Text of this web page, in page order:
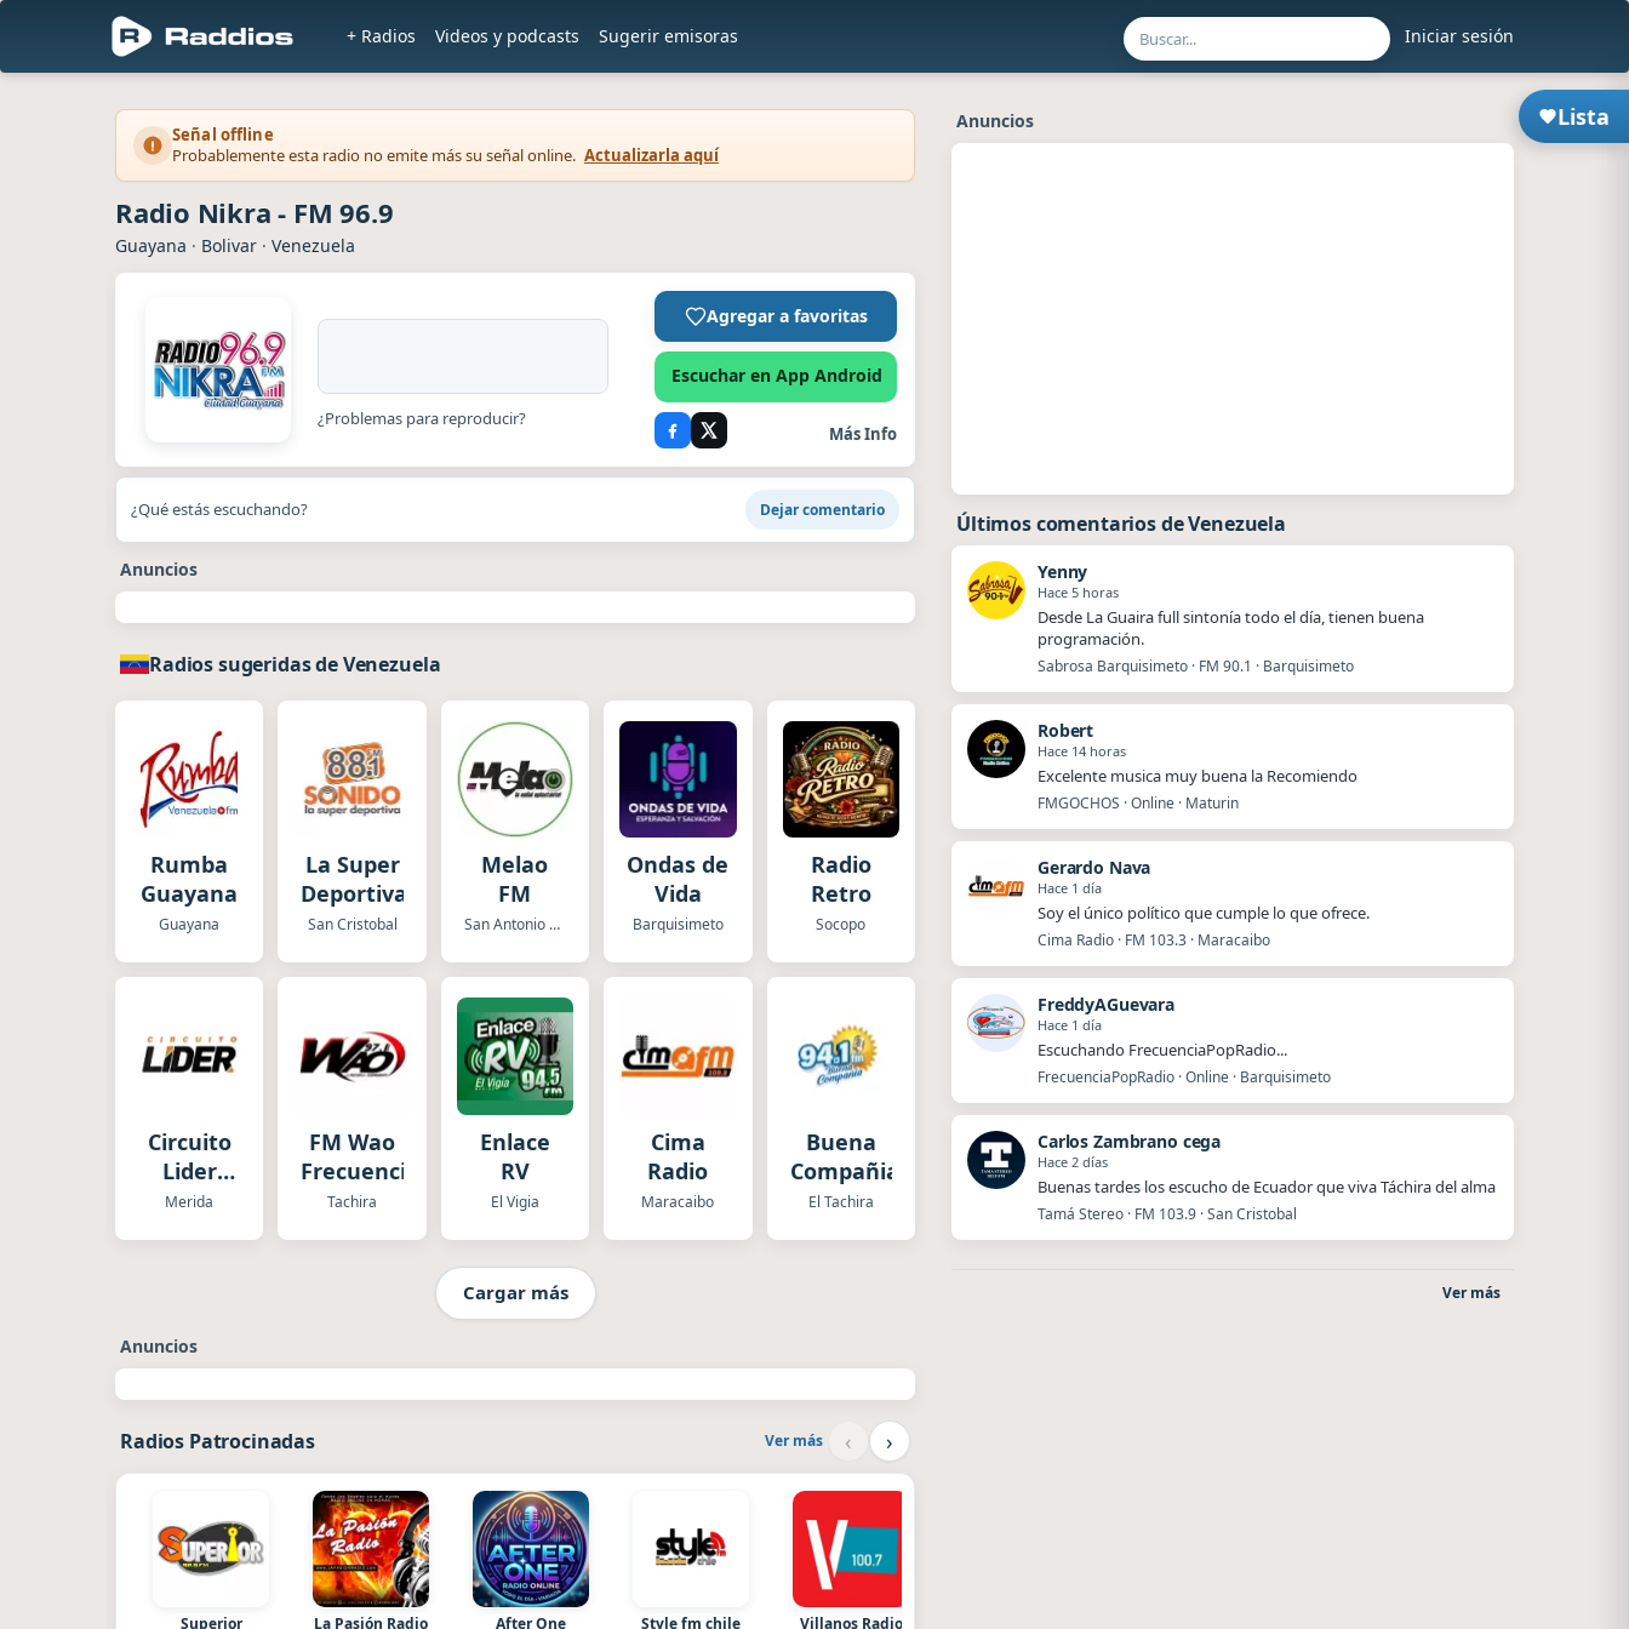
Iniciar sesión
+ Radios Videos y podcasts Sugerir emisoras
Lista
Señal offline
Probablemente esta radio no emite más su señal online. Actualizarla aquí
Radio Nikra - FM 96.9
Guayana · Bolivar · Venezuela
¿Problemas para reproducir?
Agregar a favoritas
Escuchar en App Android
Más Info
¿Qué estás escuchando? Dejar comentario
Anuncios
Radios sugeridas de Venezuela
Rumba
Guayana
Guayana
La Super
Deportiva
San Cristobal
Melao
FM
San Antonio de Los Altos
Ondas de
Vida
Barquisimeto
Radio
Retro
Socopo
Circuito
Lider
Mérida
Merida
FM Wao
Frecuencia
Tachira
Enlace
RV
El Vigia
Cima
Radio
Maracaibo
Buena
Compañia
El Tachira
Cargar más
Anuncios
Radios Patrocinadas Ver más ‹ ›
Superior La Pasión Radio After One Style fm chile Villanos Radio
Anuncios
Últimos comentarios de Venezuela
Yenny
Hace 5 horas
Desde La Guaira full sintonía todo el día, tienen buena
programación.
Sabrosa Barquisimeto · FM 90.1 · Barquisimeto
Robert
Hace 14 horas
Excelente musica muy buena la Recomiendo
FMGOCHOS · Online · Maturin
Gerardo Nava
Hace 1 día
Soy el único político que cumple lo que ofrece.
Cima Radio · FM 103.3 · Maracaibo
FreddyAGuevara
Hace 1 día
Escuchando FrecuenciaPopRadio...
FrecuenciaPopRadio · Online · Barquisimeto
Carlos Zambrano cega
Hace 2 días
Buenas tardes los escucho de Ecuador que viva Táchira del alma
Tamá Stereo · FM 103.9 · San Cristobal
Ver más